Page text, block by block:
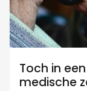
Toch in
medische